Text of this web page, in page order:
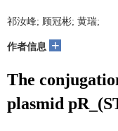
祁汝峰; 顾冠彬; 黄瑞;
作者信息 +
The
plasmid